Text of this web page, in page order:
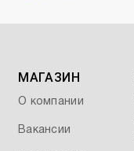
МАГАЗИН
О компании
Вакансии